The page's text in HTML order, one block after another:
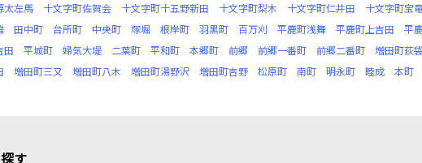
太左馬
十文字町佐賀会 十文字町十五野新田 十文字町梨木 十文字町仁井田 十文字町宝
田中町 台所町 中央町 塚堀 根岸町 羽黒町 百万刈 平鹿町浅舞 平鹿町上吉田 平
田
平城町 婦気大堤 二葉町 平和町 本郷町 前郷 前郷一番町 前郷二番町 増田町荻袋
増田町三又 増田町八木 増田町湯野沢 増田町吉野 松原町 南町 明永町 睦成 本町
す